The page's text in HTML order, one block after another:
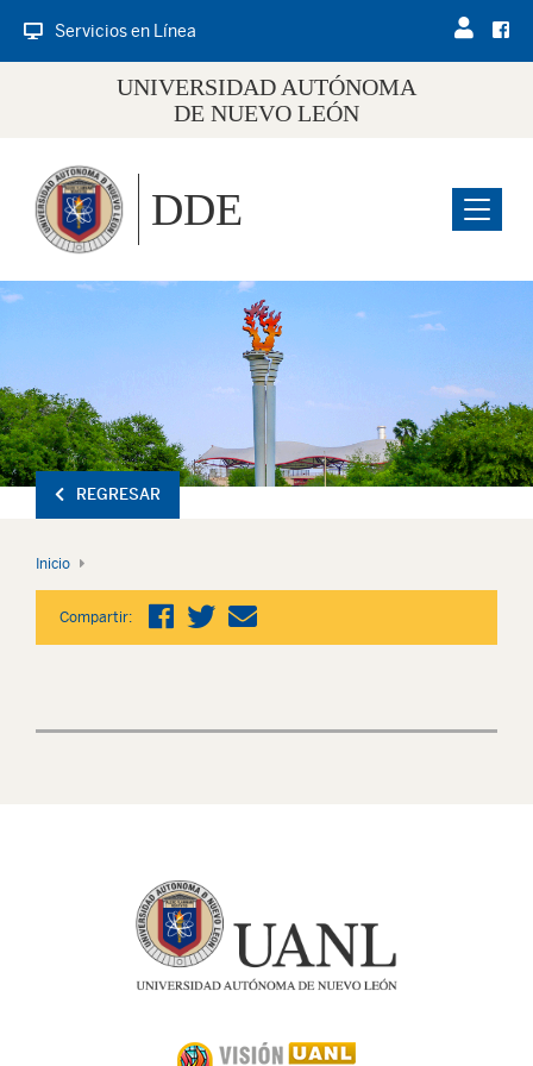
Servicios en Línea
UNIVERSIDAD AUTÓNOMA
DE NUEVO LEÓN
Menu
DDE
REGRESAR
Inicio
Compartir: